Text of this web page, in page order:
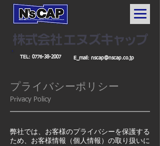
TEL: 0776-38-2007 E_mail: nscap@nscap.co.jp
プライバシーポリシー
Privacy Policy
弊社では、お客様のプライバシーを保護する
ため、お客様情報（個人情報）の取り扱いに